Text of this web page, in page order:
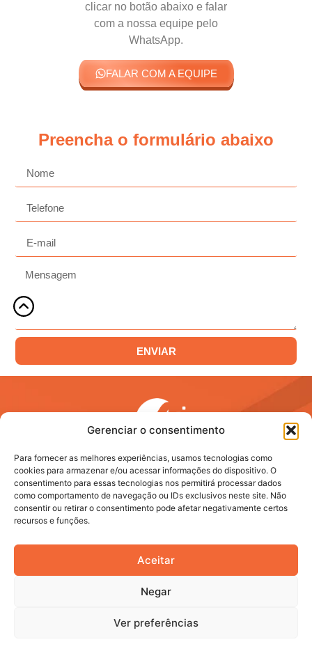
Gerenciar o consentimento
Para fornecer as melhores experiências, usamos tecnologias como
cookies para armazenar e/ou acessar informações do dispositivo. O
consentimento para essas tecnologias nos permitirá processar dados
como comportamento de navegação ou IDs exclusivos neste site. Não
consentir ou retirar o consentimento pode afetar negativamente certos
recursos e funções.
Aceitar
Negar
Ver preferências
clicar no botão abaixo e falar
com a nossa equipe pelo
WhatsApp.
FALAR COM A EQUIPE
Preencha o formulário abaixo
ENVIAR
CNPJ 30.447.340/0001-26
Institucional
Contato
Rua Professora Lidia Helena Frandsen Stuhr, 242
Birigui - São Paulo
(18) 3638-4906